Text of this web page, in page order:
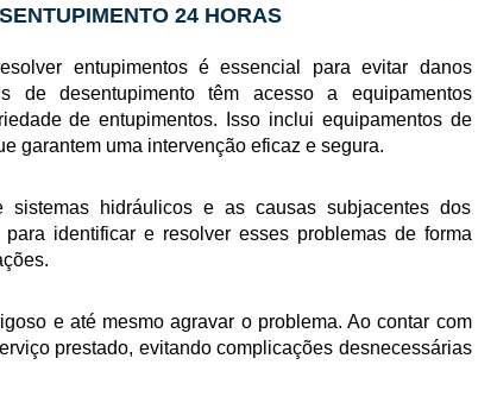
24 HORAS
entupimentos é essencial para evitar danos
de desentupimento têm acesso a equipamentos
de entupimentos. Isso inclui equipamentos de
garantem uma intervenção eficaz e segura.
sistemas hidráulicos e as causas subjacentes dos
identificar e resolver esses problemas de forma
e até mesmo agravar o problema. Ao contar com
prestado, evitando complicações desnecessárias